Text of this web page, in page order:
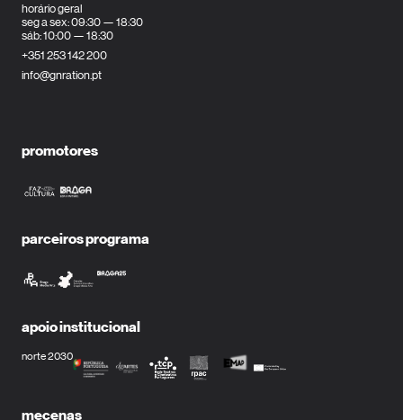
horário geral
seg a sex: 09:30 — 18:30
sáb: 10:00 — 18:30
+351 253 142 200
info@gnration.pt
promotores
parceiros programa
apoio institucional
norte 2030
mecenas